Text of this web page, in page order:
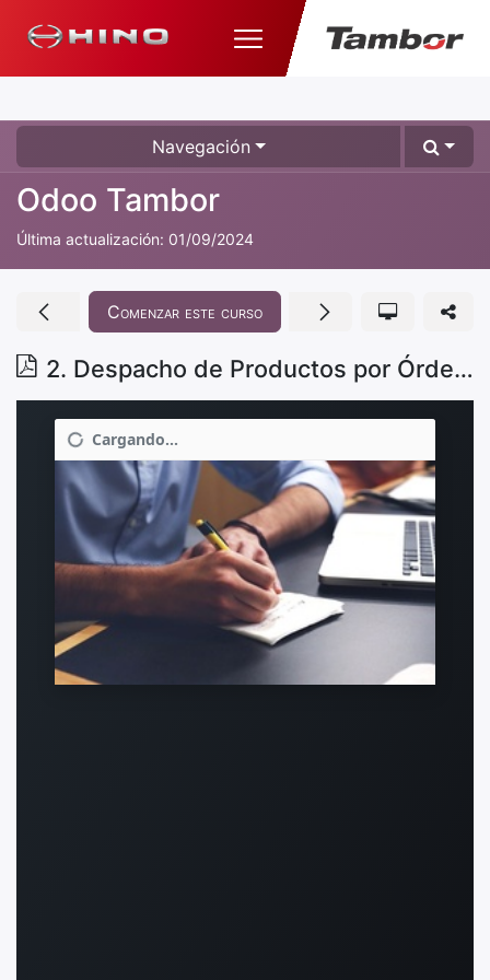
Navegación
Odoo Tambor
Última actualización: 01/09/2024
2. Despacho de Productos por Órdenes de Venta
Comenzar este curso